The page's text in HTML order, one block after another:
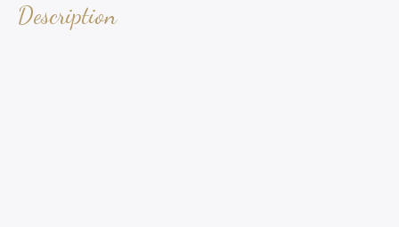
Description